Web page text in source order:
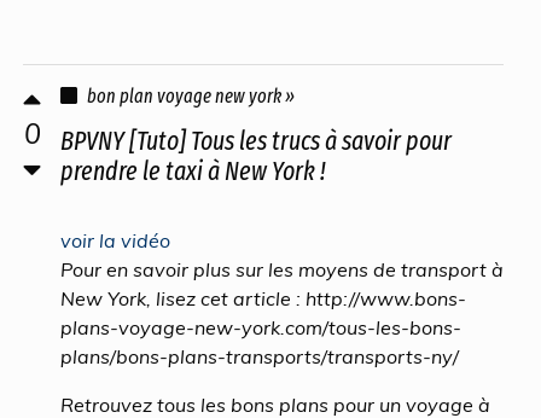
0
bon plan voyage new york »
BPVNY [Tuto] Tous les trucs à savoir pour
prendre le taxi à New York !
voir la vidéo
Pour en savoir plus sur les moyens de transport à
New York, lisez cet article : http://www.bons-
plans-voyage-new-york.com/tous-les-bons-
plans/bons-plans-transports/transports-ny/
Retrouvez tous les bons plans pour un voyage à